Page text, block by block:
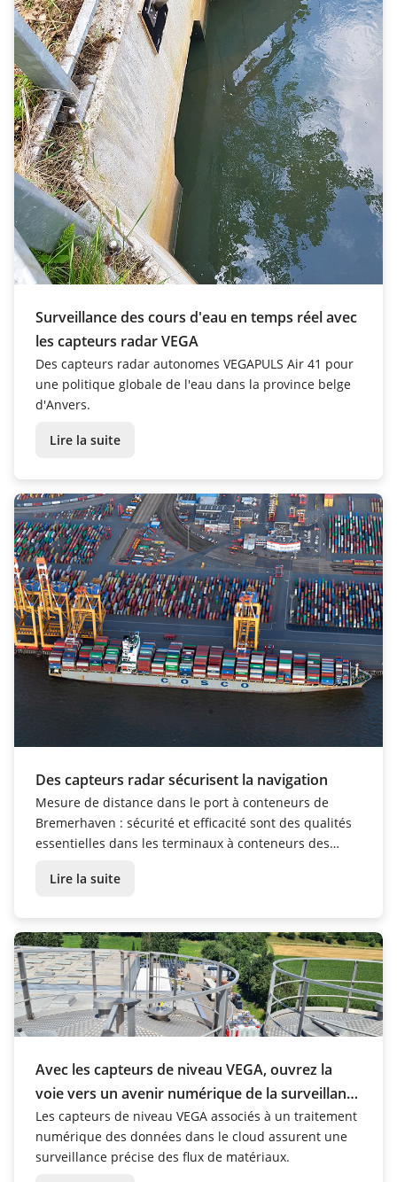
Surveillance des cours d'eau en temps réel avec
les capteurs radar VEGA
Des capteurs radar autonomes VEGAPULS Air 41 pour
une politique globale de l'eau dans la province belge
d'Anvers.
Lire la suite
Des capteurs radar sécurisent la navigation
Mesure de distance dans le port à conteneurs de
Bremerhaven : sécurité et efficacité sont des qualités
essentielles dans les terminaux à conteneurs des
radar VEGAPULS 6X vont bientôt sécuriser les quais et
Lire la suite
Avec les capteurs de niveau VEGA, ouvrez la
voie vers un avenir numérique de la surveillance
des matériaux
Les capteurs de niveau VEGA associés à un traitement
numérique des données dans le cloud assurent une
surveillance précise des flux de matériaux.